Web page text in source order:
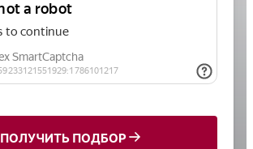
ПОЛУЧИТЬ ПОДБОР